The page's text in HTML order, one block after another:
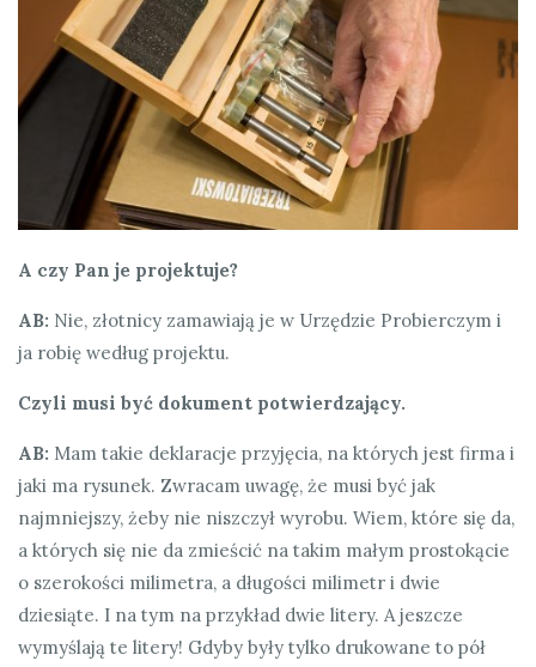
A czy Pan je projektuje?
AB: Nie, złotnicy zamawiają je w Urzędzie Probierczym i
ja robię według projektu.
Czyli musi być dokument potwierdzający.
AB: Mam takie deklaracje przyjęcia, na których jest firma i
jaki ma rysunek. Zwracam uwagę, że musi być jak
najmniejszy, żeby nie niszczył wyrobu. Wiem, które się da,
a których się nie da zmieścić na takim małym prostokącie
o szerokości milimetra, a długości milimetr i dwie
dziesiąte. I na tym na przykład dwie litery. A jeszcze
wymyślają te litery! Gdyby były tylko drukowane to pół